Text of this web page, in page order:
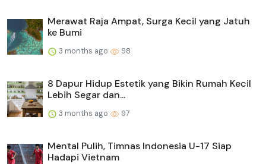
Merawat Raja Ampat, Surga Kecil yang Jatuh
ke Bumi
3 months ago 98
8 Dapur Hidup Estetik yang Bikin Rumah Kecil
Lebih Segar dan...
3 months ago 97
Mental Pulih, Timnas Indonesia U-17 Siap
Hadapi Vietnam